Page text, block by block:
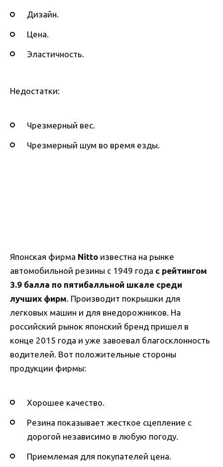
Дизайн.
Цена.
Эластичность.
Недостатки:
Чрезмерный вес.
Чрезмерный шум во время езды.
Японская фирма Nitto известна на рынке
автомобильной резины с 1949 года с рейтингом
3.9 балла по пятибалльной шкале среди
лучших фирм. Производит покрышки для
легковых машин и для внедорожников. На
российский рынок японский бренд пришел в
конце 2015 года и уже завоевал благосклонность
водителей. Вот положительные стороны
продукции фирмы:
Хорошее качество.
Резина показывает жесткое сцепление с
дорогой независимо в любую погоду.
Приемлемая для покупателей цена.